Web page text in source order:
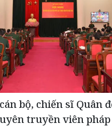
bộ, chiến sĩ Quân
truyền viên